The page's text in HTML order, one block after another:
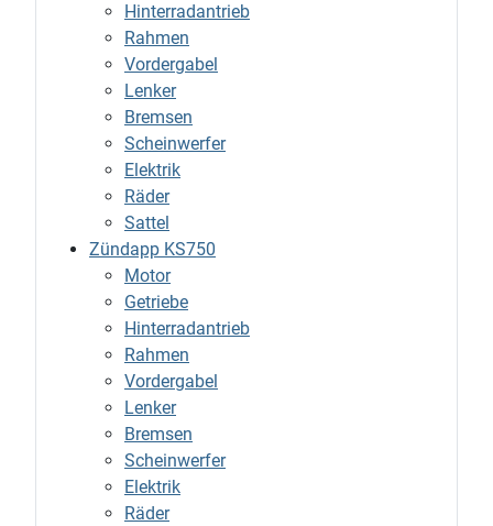
Hinterradantrieb
Rahmen
Vordergabel
Lenker
Bremsen
Scheinwerfer
Elektrik
Räder
Sattel
Zündapp KS750
Motor
Getriebe
Hinterradantrieb
Rahmen
Vordergabel
Lenker
Bremsen
Scheinwerfer
Elektrik
Räder